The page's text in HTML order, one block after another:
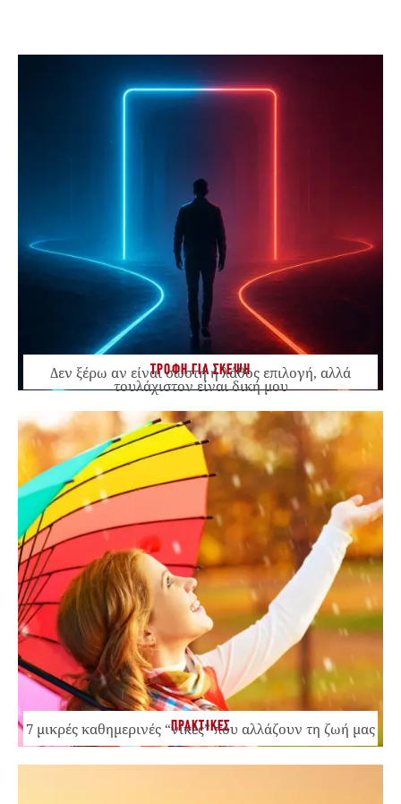
ΤΡΟΦΗ ΓΙΑ ΣΚΕΨΗ
Δεν ξέρω αν είναι σωστή ή λάθος επιλογή, αλλά
τουλάχιστον είναι δική μου
ΠΡΑΚΤΙΚΕΣ
7 μικρές καθημερινές “νίκες” που αλλάζουν τη ζωή μας